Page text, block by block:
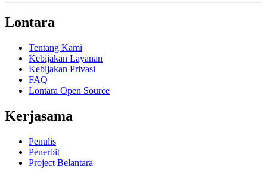
Lontara
Tentang Kami
Kebijakan Layanan
Kebijakan Privasi
FAQ
Lontara Open Source
Kerjasama
Penulis
Penerbit
Project Belantara